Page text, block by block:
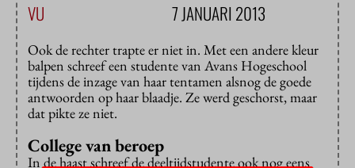
VU 7 JANUARI 2013
Ook de rechter trapte er niet in. Met een andere kleur
balpen schreef een studente van Avans Hogeschool
tijdens de inzage van haar tentamen alsnog de goede
antwoorden op haar blaadje. Ze werd geschorst, maar
dat pikte ze niet.
College van beroep
In de haast schreef de deeltijdstudente ook nog eens